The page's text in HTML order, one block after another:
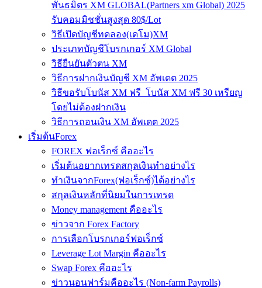
พันธมิตร XM GLOBAL(Partners xm Global) 2025
รับคอมมิชชั่นสูงสุด 80$/Lot
วิธีเปิดบัญชีทดลอง(เดโม)XM
ประเภทบัญชีโบรกเกอร์ XM Global
วิธียืนยันตัวตน XM
วิธีการฝากเงินบัญชี XM อัพเดต 2025
วิธีขอรับโบนัส XM ฟรี โบนัส XM ฟรี 30 เหรียญ
โดยไม่ต้องฝากเงิน
วิธีการถอนเงิน XM อัพเดต 2025
เริ่มต้นForex
FOREX ฟอเร็กซ์ คืออะไร
เริ่มต้นอยากเทรดสกุลเงินทำอย่างไร
ทำเงินจากForex(ฟอเร็กซ์)ได้อย่างไร
สกุลเงินหลักที่นิยมในการเทรด
Money management คืออะไร
ข่าวจาก Forex Factory
การเลือกโบรกเกอร์ฟอเร็กซ์
Leverage Lot Margin คืออะไร
Swap Forex คืออะไร
ข่าวนอนฟาร์มคืออะไร (Non-farm Payrolls)